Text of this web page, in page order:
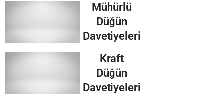
Mühürlü
Düğün
Davetiyeleri
Kraft
Düğün
Davetiyeleri